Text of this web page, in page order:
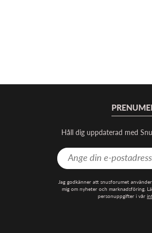
Håll dig uppdaterad med
Jag godkänner att snusforumet
mig om nyheter och marknadsföring.
personuppgifter i vår